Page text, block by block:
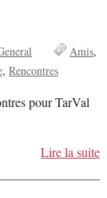
Amis
Rencontres
pour TarVal
Lire la suite